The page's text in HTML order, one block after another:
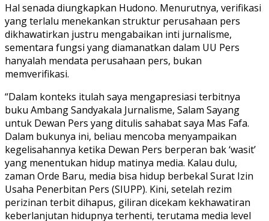
Hal senada diungkapkan Hudono. Menurutnya, verifikasi
yang terlalu menekankan struktur perusahaan pers
dikhawatirkan justru mengabaikan inti jurnalisme,
sementara fungsi yang diamanatkan dalam UU Pers
hanyalah mendata perusahaan pers, bukan
memverifikasi.
“Dalam konteks itulah saya mengapresiasi terbitnya
buku Ambang Sandyakala Jurnalisme, Salam Sayang
untuk Dewan Pers yang ditulis sahabat saya Mas Fafa.
Dalam bukunya ini, beliau mencoba menyampaikan
kegelisahannya ketika Dewan Pers berperan bak ‘wasit’
yang menentukan hidup matinya media. Kalau dulu,
zaman Orde Baru, media bisa hidup berbekal Surat Izin
Usaha Penerbitan Pers (SIUPP). Kini, setelah rezim
perizinan terbit dihapus, giliran dicekam kekhawatiran
keberlanjutan hidupnya terhenti, terutama media level